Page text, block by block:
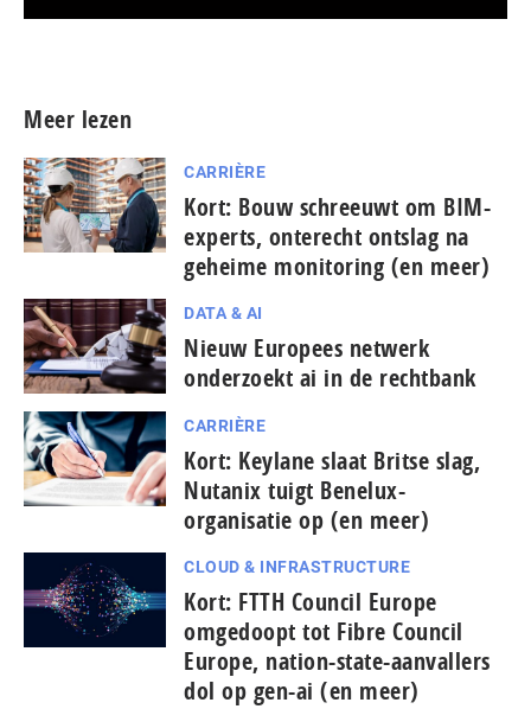
Meer lezen
CARRIÈRE
Kort: Bouw schreeuwt om BIM-
experts, onterecht ontslag na
geheime monitoring (en meer)
DATA & AI
Nieuw Europees netwerk
onderzoekt ai in de rechtbank
CARRIÈRE
Kort: Keylane slaat Britse slag,
Nutanix tuigt Benelux-
organisatie op (en meer)
CLOUD & INFRASTRUCTURE
Kort: FTTH Council Europe
omgedoopt tot Fibre Council
Europe, nation-state-aanvallers
dol op gen-ai (en meer)